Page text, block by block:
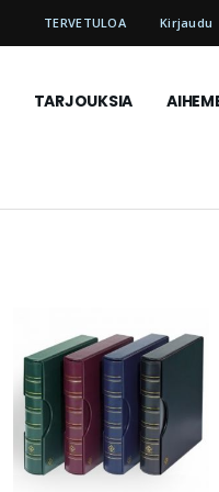
TERVETULOA Kirjaudu
TARJOUKSIA